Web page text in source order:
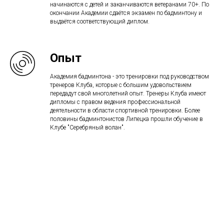
начинаются с детей и заканчиваются ветеранами 70+. По
окончании Академии сдаётся экзамен по бадминтону и
выдаётся соответствующий диплом.
Опыт
Академия бадминтона - это тренировки под руководством
тренеров Клуба, которые с большим удовольствием
передадут свой многолетний опыт. Тренеры Клуба имеют
дипломы с правом ведения профессиональной
деятельности в области спортивной тренировки. Более
половины бадминтонистов Липецка прошли обучение в
Клубе "Серебряный волан".